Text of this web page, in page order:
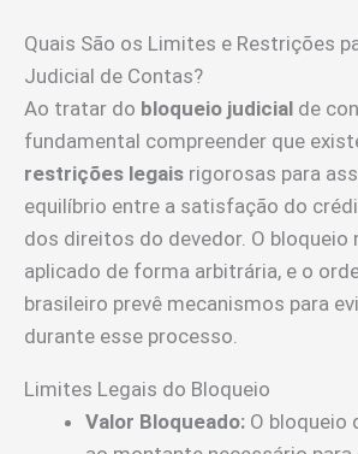
Quais São os Limites e Restrições
Judicial de Contas?
Ao tratar do bloqueio judicial de
fundamental compreender que
restrições legais rigorosas para
equilíbrio entre a satisfação do
dos direitos do devedor. O bloqueio
aplicado de forma arbitrária, e o
brasileiro prevê mecanismos para
durante esse processo.
Limites Legais do Bloqueio
Valor Bloqueado: O bloqueio